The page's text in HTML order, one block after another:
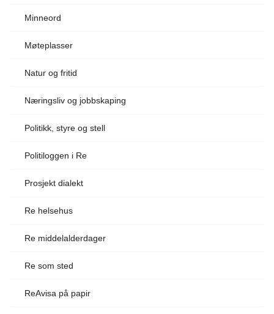
Minneord
Møteplasser
Natur og fritid
Næringsliv og jobbskaping
Politikk, styre og stell
Politiloggen i Re
Prosjekt dialekt
Re helsehus
Re middelalderdager
Re som sted
ReAvisa på papir